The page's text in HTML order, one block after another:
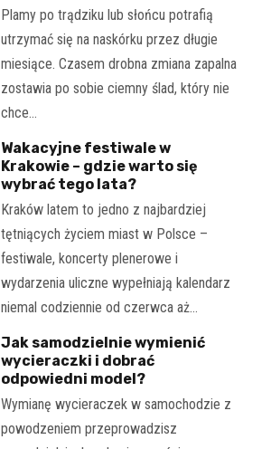
Plamy po trądziku lub słońcu potrafią
utrzymać się na naskórku przez długie
miesiące. Czasem drobna zmiana zapalna
zostawia po sobie ciemny ślad, który nie
chce…
Wakacyjne festiwale w
Krakowie – gdzie warto się
wybrać tego lata?
Kraków latem to jedno z najbardziej
tętniących życiem miast w Polsce –
festiwale, koncerty plenerowe i
wydarzenia uliczne wypełniają kalendarz
niemal codziennie od czerwca aż…
Jak samodzielnie wymienić
wycieraczki i dobrać
odpowiedni model?
Wymianę wycieraczek w samochodzie z
powodzeniem przeprowadzisz